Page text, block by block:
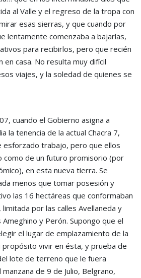
al Valle y el regreso de la tropa con
esas sierras, y que cuando por
lentamente comenzaba a bajarlas,
para recibirlos, pero que recién
en casa. No resulta muy difícil
viajes, y la soledad de quienes se
cuando el Gobierno asigna a
la tenencia de la actual Chacra 7,
esforzado trabajo, pero que ellos
como de un futuro promisorio (por
en esta nueva tierra. Se
menos que tomar posesión y
las 16 hectáreas que conformaban
por las calles Avellaneda y
y Perón. Supongo que el
el lugar de emplazamiento de la
propósito vivir en ésta, y prueba de
lote de terreno que le fuera
de 9 de Julio, Belgrano,